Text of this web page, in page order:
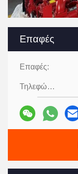
Επαφές
Επαφές:
Τηλεφώνημα: